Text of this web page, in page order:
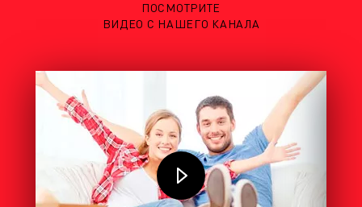
ПОСМОТРИТЕ
ВИДЕО С НАШЕГО КАНАЛА